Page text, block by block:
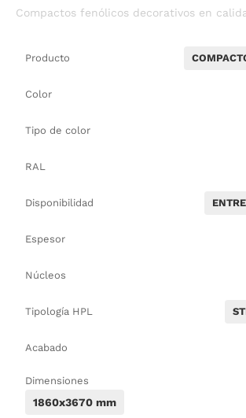
Compactos fenólicos decorativos en
Producto
Color
Tipo de color
RAL
Disponibilidad
Espesor
Núcleos
Tipología HPL
Acabado
Dimensiones
1860x3670 mm